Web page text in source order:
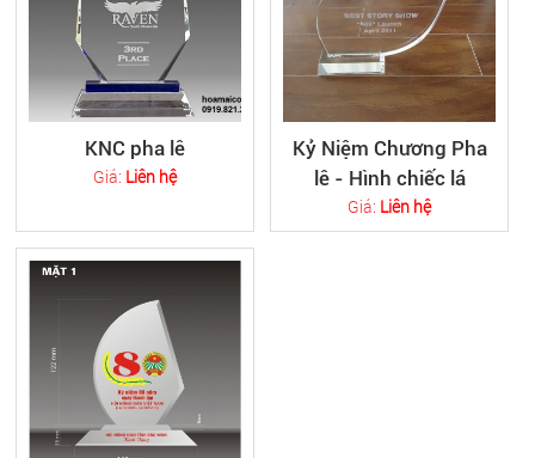
KNC pha lê
Giá: Liên hệ
Kỷ Niệm Chương Pha
lê - Hình chiếc lá
Giá: Liên hệ